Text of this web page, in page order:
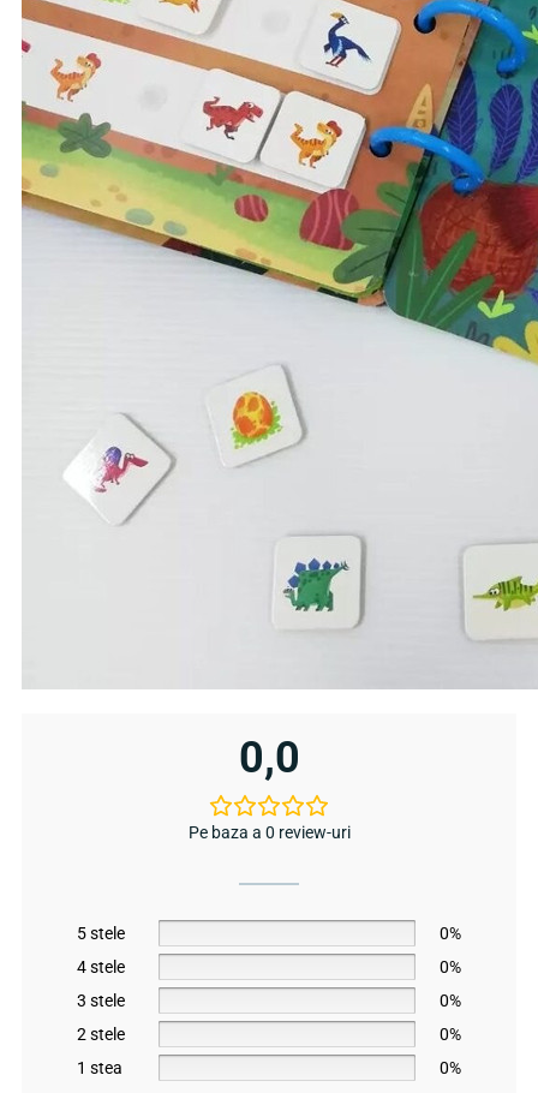
0,0
Pe baza a 0 review-uri
5 stele
0%
4 stele
0%
3 stele
0%
2 stele
0%
1 stea
0%